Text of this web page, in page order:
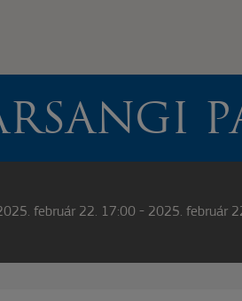
február 22. 17:00 - 2025. február